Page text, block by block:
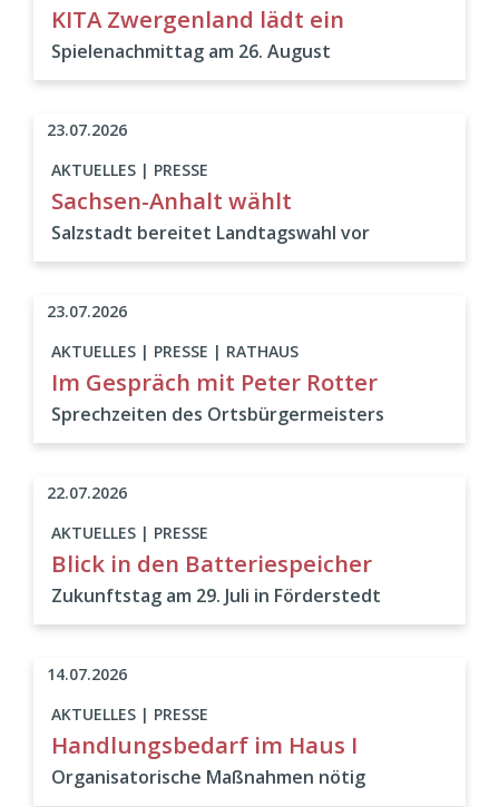
KITA Zwergenland lädt ein
Spielenachmittag am 26. August
AKTUELLES | PRESSE
Sachsen-Anhalt wählt
Salzstadt bereitet Landtagswahl vor
23.07.2026
AKTUELLES | PRESSE | RATHAUS
Im Gespräch mit Peter Rotter
Sprechzeiten des Ortsbürgermeisters
23.07.2026
AKTUELLES | PRESSE
Blick in den Batteriespeicher
Zukunftstag am 29. Juli in Förderstedt
22.07.2026
AKTUELLES | PRESSE
Handlungsbedarf im Haus I
Organisatorische Maßnahmen nötig
14.07.2026